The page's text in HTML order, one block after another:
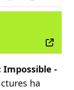
Impossible -
ha